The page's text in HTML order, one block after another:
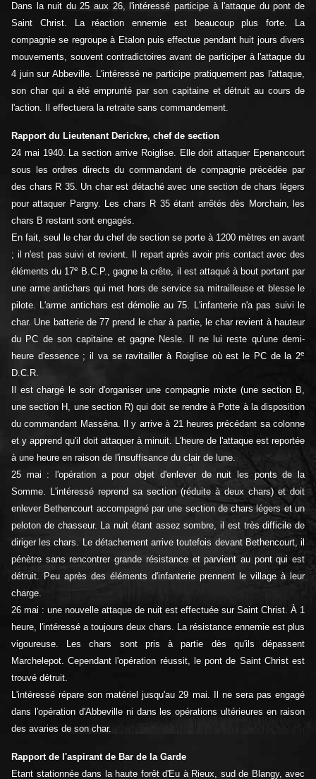
Dans la nuit du 25 aux 26, l'intéressé participe à l'attaque du pont de
Saint Christ. La réaction ennemie est beaucoup plus forte. La
compagnie se regroupe à Etalon puis effectue pendant huit jours divers
mouvements, souvent contradictoires avant de participer à l'attaque du
4 juin sur Abbeville. L'intéressé ne participe pratiquement pas l'attaque,
son char qui a été emprunté par son capitaine et détruit au cours de
l'action. Il effectuera la retraite sans commandement.
Rapport du Lieutenant Derickre, chef de section
24 mai 1940. La section arrive Roiglise. Elle doit attaquer Epenancourt
sous les ordres directs du commandant de compagnie précédée par
des chars R 35. Un char est détaché avec une section de chars légers
pour attaquer Pargny. Les chars R 35 étant arrêtés dès Morchain, les
chars B restant sont engagés.
En fait, seul le char du chef de section se porte à 1200 mètres en avant
; il n'est pas suivi et revient. Il repart après avoir pris contact avec des
éléments du 17e
B.C.P., gagne la crête, il est attaqué à bout portant par
une arme antichars qui met hors de service sa mitrailleuse et blesse le
pilote. L'arme antichars est démolie au 75. L'infanterie n'a pas suivi le
char. Une batterie de 77 prend le char à partie, le char revient à hauteur
du PC de son capitaine et gagne Nesle. Il ne lui reste qu'une demi-
heure d'essence ; il va se ravitailler à Roiglise où est le PC de la 2e
D.C.R.
Il est chargé le soir d'organiser une compagnie mixte (une section B,
une section H, une section R) qui doit se rendre à Potte à la disposition
du commandant Masséna. Il y arrive à 21 heures précédant sa colonne
et y apprend qu'il doit attaquer à minuit. L'heure de l'attaque est reportée
à une heure en raison de l'insuffisance du clair de lune.
25 mai : l'opération a pour objet d'enlever de nuit les ponts de la
Somme. L'intéressé reprend sa section (réduite à deux chars) et doit
enlever Bethencourt accompagné par une section de chars légers et un
peloton de chasseur. La nuit étant assez sombre, il est très difficile de
diriger les chars. Le détachement arrive toutefois devant Bethencourt, il
pénètre sans rencontrer grande résistance et parvient au pont qui est
détruit. Peu après des éléments d'infanterie prennent le village à leur
charge.
26 mai : une nouvelle attaque de nuit est effectuée sur Saint Christ. À 1
heure, l'intéressé a toujours deux chars. La résistance ennemie est plus
vigoureuse. Les chars sont pris à partie dès qu'ils dépassent
Marchelepot. Cependant l'opération réussit, le pont de Saint Christ est
trouvé détruit.
L'intéressé répare son matériel jusqu'au 29 mai. Il ne sera pas engagé
dans l'opération d'Abbeville ni dans les opérations ultérieures en raison
des avaries de son char.
Rapport de l'aspirant de Bar de la Garde
Etant stationnée dans la haute forêt d'Eu à Rieux, sud de Blangy, avec